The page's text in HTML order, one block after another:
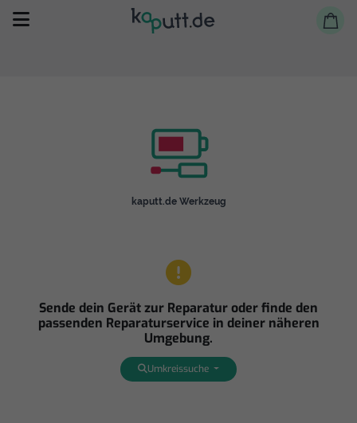
Selbst reparieren
kaputt.de Werkzeug
Sende dein Gerät zur Reparatur oder finde den
passenden Reparaturservice in deiner näheren
Umgebung.
Umkreissuche